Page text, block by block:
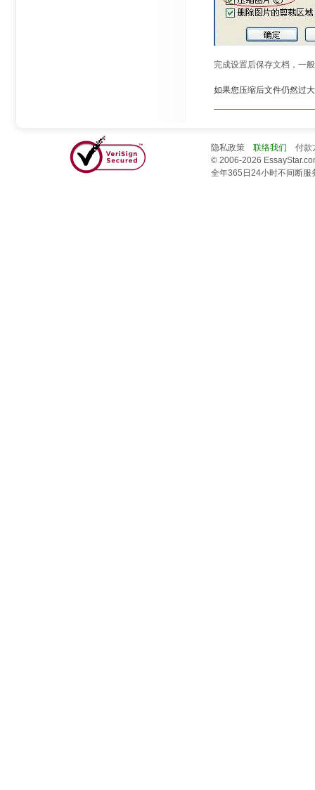
完成设置后保存文档，
如果您压缩后文件仍然过
隐私政策 联络我们
付款
© 2006-2026
全年365日24小时不间断